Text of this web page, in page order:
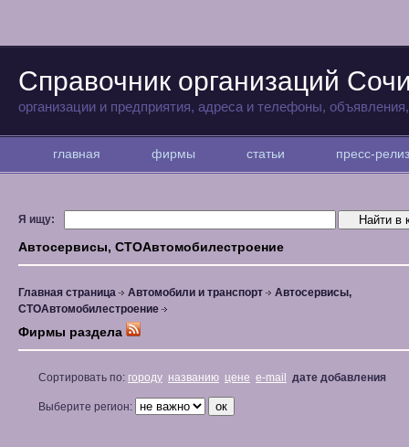
Справочник организаций
организации и предприятия, адреса и телефоны,
главная фирмы статьи пресс-
Я ищу:
Автосервисы, СТОАвтомобилестроение
Главная страница Автомобили и транспорт
Автосервисы,
СТОАвтомобилестроение
Фирмы раздела
Сортировать по: городу названию цене e-mail дате добавления
Выберите регион: